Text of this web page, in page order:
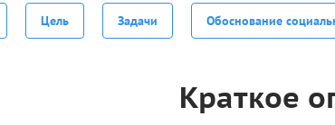
Цель Задачи Обоснование
Краткое